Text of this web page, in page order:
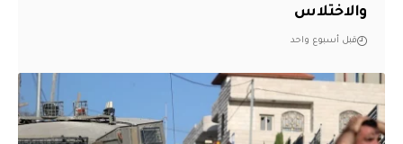
والاختلاس
قبل أسبوع واحد